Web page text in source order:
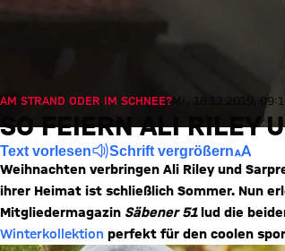
AM STRAND ODER IM SCHNEE?Mi., 18.12.2019,
SO FEIERN ALI RILEY
Text vorlesen Schrift vergrößern
Weihnachten verbringen Ali Riley und
ihrer Heimat ist schließlich Sommer. Nun
Mitgliedermagazin Säbener 51lud die
Winterkollektion perfekt für den coolen